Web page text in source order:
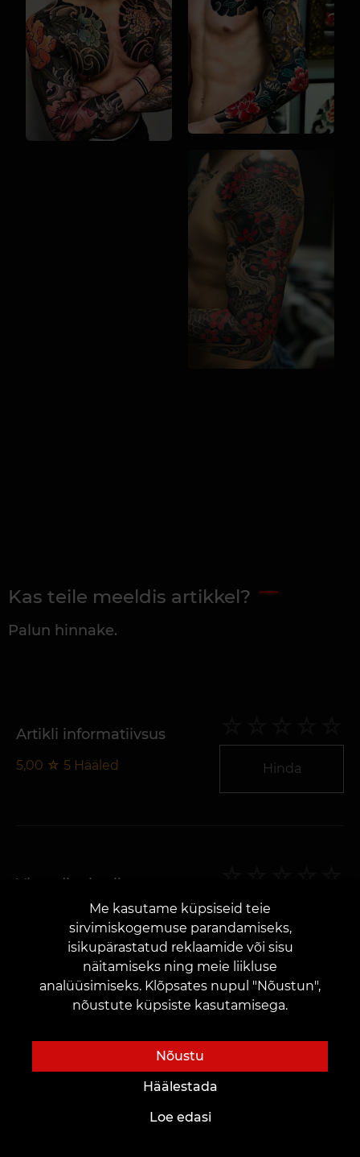
Kas teile meeldis artikkel?
Palun hinnake.
Artikli informatiivsus
5,00 ☆ 5 Hääled Hinda
Visandite kvaliteet
Hääled Hinda
Hinda
Me kasutame küpsiseid teie
sirvimiskogemuse parandamiseks,
isikupärastatud reklaamide või sisu
näitamiseks ning meie liikluse
analüüsimiseks. Klõpsates nupul "Nõustun",
nõustute küpsiste kasutamisega.
Nõustu
Häälestada
Loe edasi